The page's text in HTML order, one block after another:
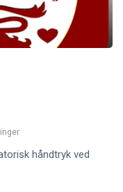
håndtryk ved